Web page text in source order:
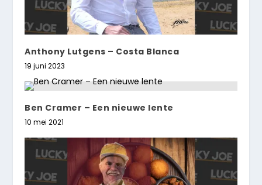
Anthony Lutgens – Costa Blanca
19 juni 2023
Ben Cramer – Een nieuwe lente
10 mei 2021